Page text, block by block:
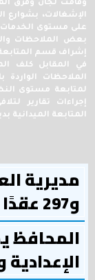
وقامت لجان وفرق
الإشغالات، بشوارع
على مستوى الخدمات
بعض الملاحظات
إشراف قسم المتابعة
في المقابل كلف
الملاحظات الواردة
لمتابعة مستوى
إجراءات تقارير
المتابعة الميدانية
و297 عقدًا بالخارج
المحافظ